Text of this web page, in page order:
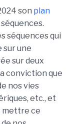
son plan
séquences qui
sur une
sur deux
conviction que
nos vies
etc., et
mettre ce